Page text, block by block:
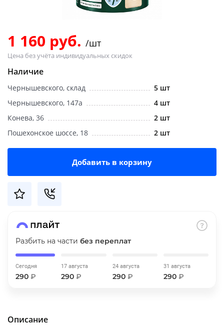
1 160 руб. /шт
Цена без учёта индивидуальных скидок
Наличие
Чернышевского, склад
5 шт
Чернышевского, 147а
4 шт
Конева, 36
2 шт
Пошехонское шоссе, 18
2 шт
Добавить в корзину
Разбить на части без переплат
Сегодня
290 ₽
17 августа
290₽
24 августа
290 ₽
31 августа
290 ₽
Описание
Оплачивайте сегодня только
25 % картой любого банка
выбранный способом
Оставшиеся75% будут
списыватьсяс вашей карты
по25%каждые 2 недели
Подробнее
8 800 302-02-51